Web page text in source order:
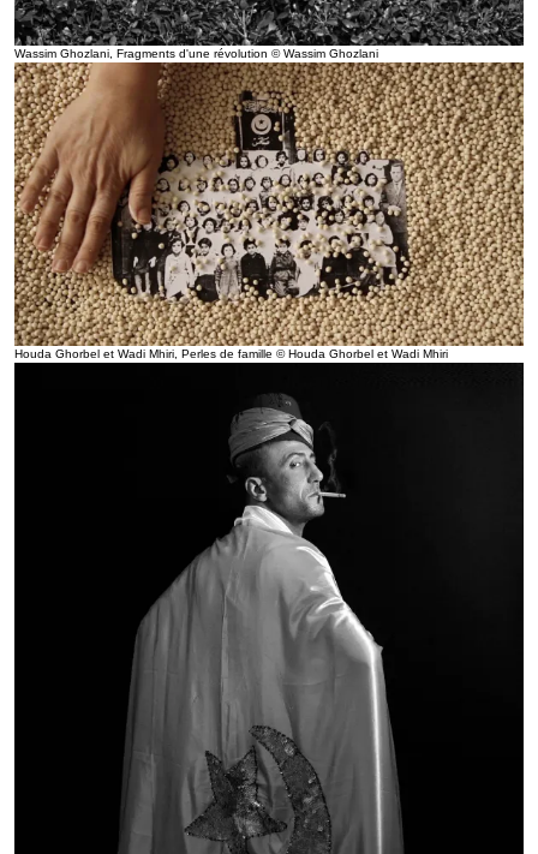
Wassim Ghozlani, Fragments d'une révolution © Wassim Ghozlani
Houda Ghorbel et Wadi Mhiri, Perles de famille © Houda Ghorbel et Wadi Mhiri